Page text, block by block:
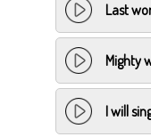
Last
Mighty
I will